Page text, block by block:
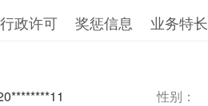
行政许可 奖惩信息 业务特长
性别：